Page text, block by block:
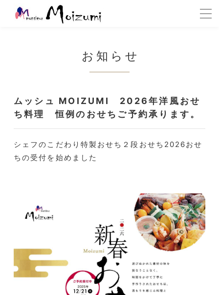
お知らせ
ムッシュ MOIZUMI 2026年洋風おせ
ち料理 恒例のおせちご予約承ります。
シェフのこだわり特製おせち２段おせち2026おせ
ちの受付を始めました